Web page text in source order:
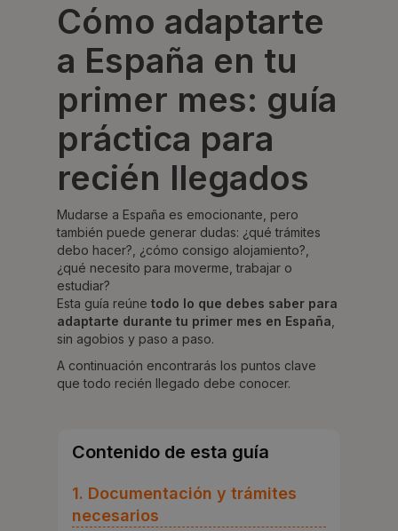
Cómo adaptarte
a España en tu
primer mes: guía
práctica para
recién llegados
Mudarse a España es emocionante, pero
también puede generar dudas: ¿qué trámites
debo hacer?, ¿cómo consigo alojamiento?,
¿qué necesito para moverme, trabajar o
estudiar?
Esta guía reúne todo lo que debes saber para
adaptarte durante tu primer mes en España
sin agobios y paso a paso.
A continuación encontrarás los puntos clave
que todo recién llegado debe conocer.
Contenido de esta guía
1. Documentación y trámites
necesarios